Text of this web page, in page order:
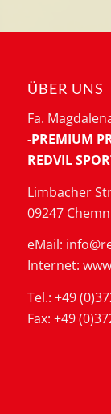
ÜBER UNS
Fa.
-PREMIUM
REDVIL
Limbacher
09247
eMail:
Internet:
Tel.: +49
Fax: +49